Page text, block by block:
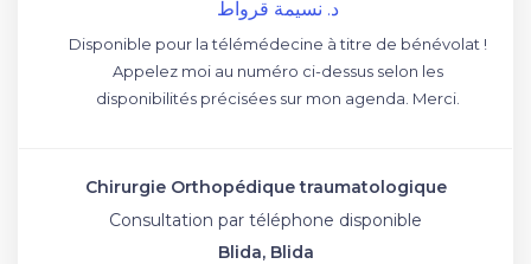
د. نسيمة قرواط
Disponible pour la télémédecine à titre de bénévolat !
Appelez moi au numéro ci-dessus selon les
disponibilités précisées sur mon agenda. Merci.
Chirurgie Orthopédique traumatologique
Consultation par téléphone disponible
Blida, Blida